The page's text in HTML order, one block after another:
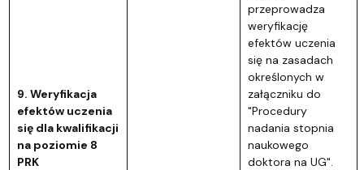
9. Weryfikacja
efektów uczenia
się dla kwalifikacji
na poziomie 8
PRK
przeprowadza
weryfikację
efektów uczenia
się na zasadach
określonych w
załączniku do
"Procedury
nadania stopnia
naukowego
doktora na UG".